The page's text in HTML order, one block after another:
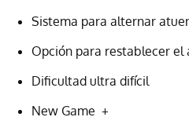
Sistema para alternar
Opción para restablecer el
Dificultad ultra difícil
New Game +